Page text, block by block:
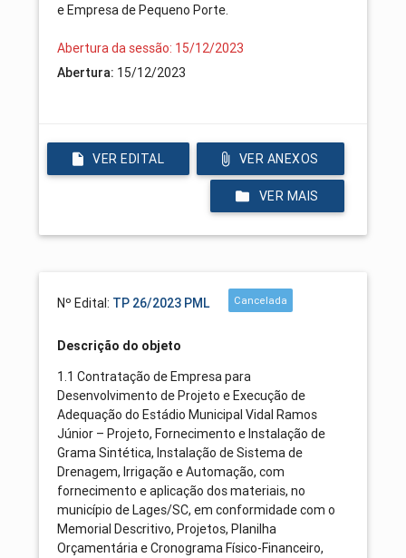
e Empresa de Pequeno Porte.
Abertura da sessão: 15/12/2023
Abertura: 15/12/2023
VER EDITAL VER ANEXOS
VER MAIS
Nº Edital: TP 26/2023 PML Cancelada
Descrição do objeto
1.1 Contratação de Empresa para
Desenvolvimento de Projeto e Execução de
Adequação do Estádio Municipal Vidal Ramos
Júnior – Projeto, Fornecimento e Instalação de
Grama Sintética, Instalação de Sistema de
Drenagem, Irrigação e Automação, com
fornecimento e aplicação dos materiais, no
município de Lages/SC, em conformidade com o
Memorial Descritivo, Projetos, Planilha
Orçamentária e Cronograma Físico-Financeiro,